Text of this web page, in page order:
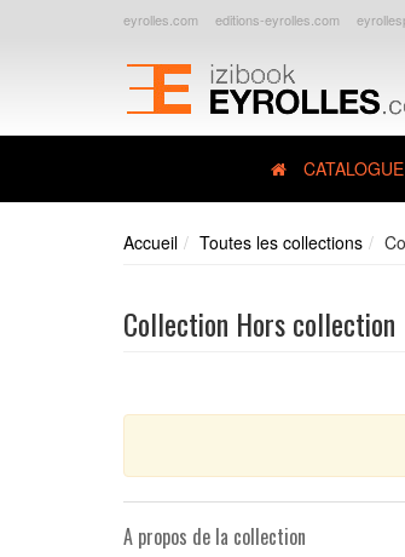
eyrolles.com editions-eyrolles.com
CATALOGUE
Accueil Toutes les collections
Collection Hors collection
A propos de la collection